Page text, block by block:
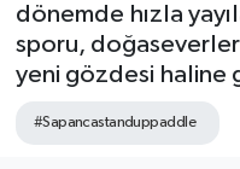
dönemde hızla
sporu,
yeni gözdesi haline
#Sapancastanduppaddle
Spor
Tüm Manşetler